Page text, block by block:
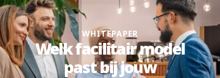
WHITEPAPER
Welk facilitair model
past bij jouw